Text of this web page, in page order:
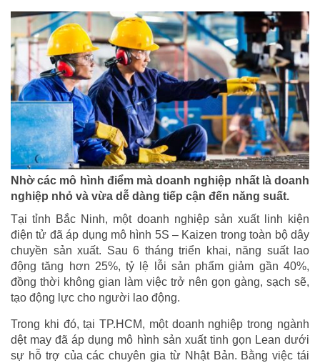
Nhờ các mô hình điểm mà doanh nghiệp nhất là doanh
nghiệp nhỏ và vừa dễ dàng tiếp cận đến năng suất.
Tại tỉnh Bắc Ninh, một doanh nghiệp sản xuất linh kiện
điện tử đã áp dụng mô hình 5S – Kaizen trong toàn bộ dây
chuyền sản xuất. Sau 6 tháng triển khai, năng suất lao
động tăng hơn 25%, tỷ lệ lỗi sản phẩm giảm gần 40%,
đồng thời không gian làm việc trở nên gọn gàng, sạch sẽ,
tạo động lực cho người lao động.
Trong khi đó, tại TP.HCM, một doanh nghiệp trong ngành
dệt may đã áp dụng mô hình sản xuất tinh gọn Lean dưới
sự hỗ trợ của các chuyên gia từ Nhật Bản. Bằng việc tái